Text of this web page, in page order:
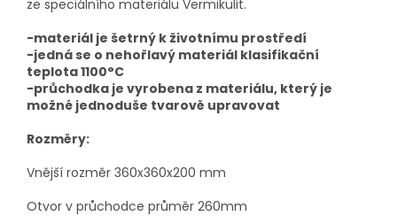
ze speciálního materiálu Vermikulit.
-materiál je šetrný k životnímu prostředí
-jedná se o nehořlavý materiál klasifikační
teplota 1100°C
-průchodka je vyrobena z materiálu, který je
možné jednoduše tvarově upravovat
Rozměry:
Vnější rozměr 360x360x200 mm
Otvor v průchodce průměr 260mm